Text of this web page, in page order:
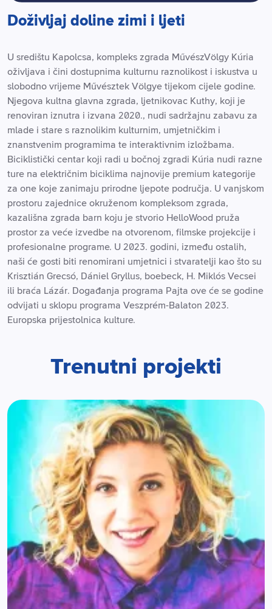
Doživljaj doline zimi i ljeti
U središtu Kapolcsa, kompleks zgrada MűvészVölgy Kúria
oživljava i čini dostupnima kulturnu raznolikost i iskustva u
slobodno vrijeme Művésztek Völgye tijekom cijele godine.
Njegova kultna glavna zgrada, ljetnikovac Kuthy, koji je
renoviran iznutra i izvana 2020., nudi sadržajnu zabavu za
mlade i stare s raznolikim kulturnim, umjetničkim i
znanstvenim programima te interaktivnim izložbama.
Biciklistički centar koji radi u bočnoj zgradi Kúria nudi razne
ture na električnim biciklima najnovije premium kategorije
za one koje zanimaju prirodne ljepote područja. U vanjskom
prostoru zajednice okruženom kompleksom zgrada,
kazališna zgrada barn koju je stvorio HelloWood pruža
prostor za veće izvedbe na otvorenom, filmske projekcije i
profesionalne programe. U 2023. godini, između ostalih,
naši će gosti biti renomirani umjetnici i stvaratelji kao što su
Krisztián Grecsó, Dániel Gryllus, boebeck, H. Miklós Vecsei
ili braća Lázár. Događanja programa Pajta ove će se godine
odvijati u sklopu programa Veszprém-Balaton 2023.
Europska prijestolnica kulture.
Trenutni projekti